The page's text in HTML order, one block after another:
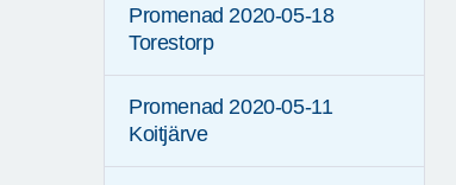
Promenad 2020-05-18
Torestorp
Promenad 2020-05-11
Koitjärve